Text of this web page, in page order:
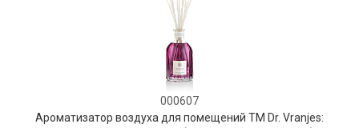
000607
Ароматизатор воздуха для помещений ТМ Dr. Vranjes: